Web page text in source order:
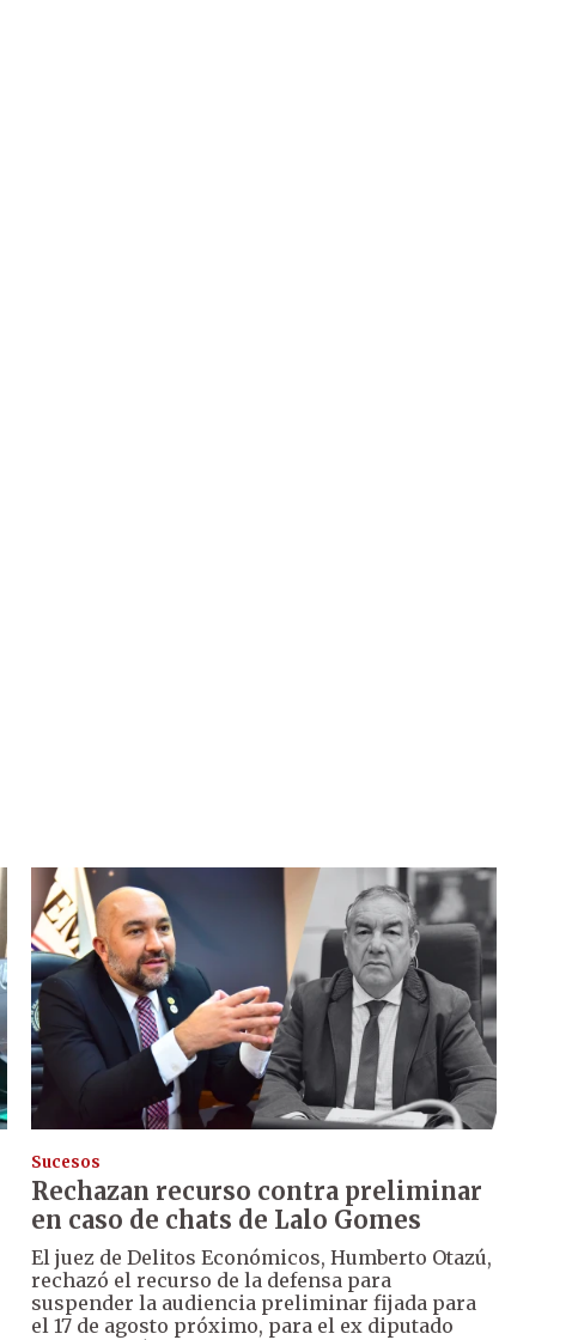
Sucesos
Rechazan recurso contra preliminar
en caso de chats de Lalo Gomes
El juez de Delitos Económicos, Humberto Otazú,
rechazó el recurso de la defensa para
suspender la audiencia preliminar fijada para
el 17 de agosto próximo, para el ex diputado